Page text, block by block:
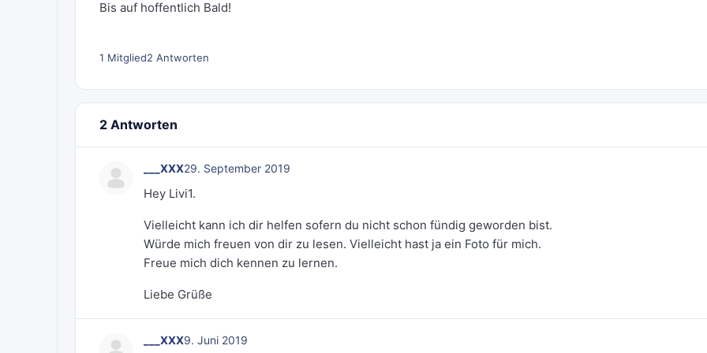
Bis auf hoffentlich Bald!
1 Mitglied2 Antworten
2 Antworten
___XXX29. September 2019
Hey Livi1.
Vielleicht kann ich dir helfen sofern du nicht schon fündig geworden bist.
Würde mich freuen von dir zu lesen. Vielleicht hast ja ein Foto für mich.
Freue mich dich kennen zu lernen.
Liebe Grüße
___XXX9. Juni 2019